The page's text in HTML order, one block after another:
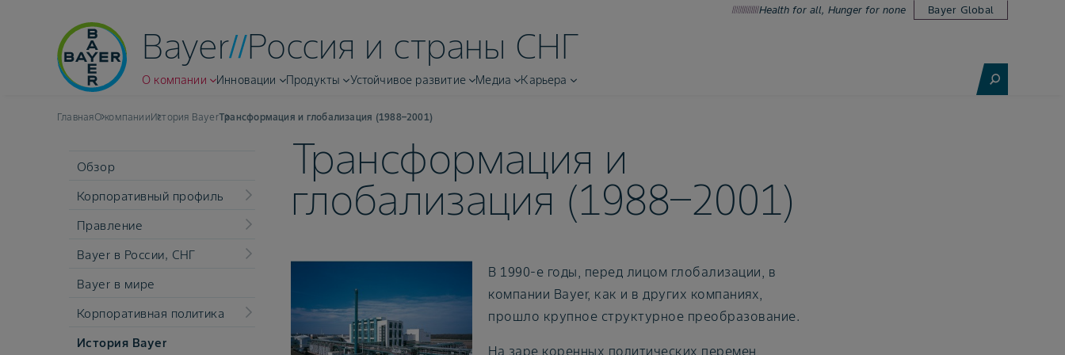
Health for all, Hunger for none Bayer Global
Bayer Россия и страны СНГ
О компании Инновации Продукты Устойчивое развитие Медиа Карьера
ГлавнаяО компанииИстория BayerТрансформация и глобализация (1988–2001)
Обзор
Корпоративный профиль
Правление
Bayer в России, СНГ
Bayer в мире
Корпоративная политика
История Bayer
Трансформация и
глобализация (1988–2001)
В 1990-е годы, перед лицом глобализации, в
компании Bayer, как и в других компаниях,
прошло крупное структурное преобразование.
На заре коренных политических перемен,